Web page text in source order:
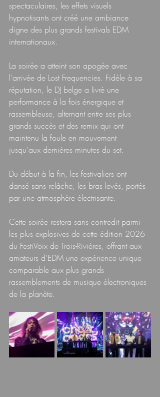
spectaculaires, les effets visuels
hypnotisants ont créé une ambiance
digne des plus grands festivals EDM
internationaux.
La soirée a atteint son apogée avec
l'arrivée de Lost Frequencies. Fidèle à sa
réputation, le DJ belge a livré une
performance à la fois énergique et
rassembleuse, alternant entre ses plus
grands succès et des remix qui ont
maintenu la foule en mouvement
jusqu'aux dernières minutes du set.
Du début à la fin, les festivaliers ont
dansé sans relâche, les bras levés, portés
par une atmosphère électrisante.
Cette soirée restera sans contredit parmi
les plus explosives de cette édition 2026
du FestiVoix de Trois-Rivières, offrant aux
amateurs d’EDM une expérience unique
comparable aux plus grands
rassemblements de musique électroniques
de la planète.